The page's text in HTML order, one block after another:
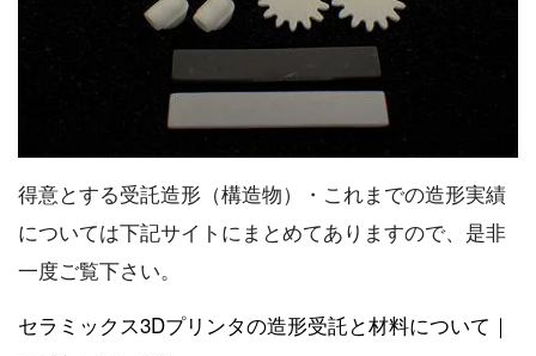
得意とする受託造形（構造物）・これまでの造形実績
については下記サイトにまとめてありますので、是非
一度ご覧下さい。
セラミックス3Dプリンタの造形受託と材料について｜